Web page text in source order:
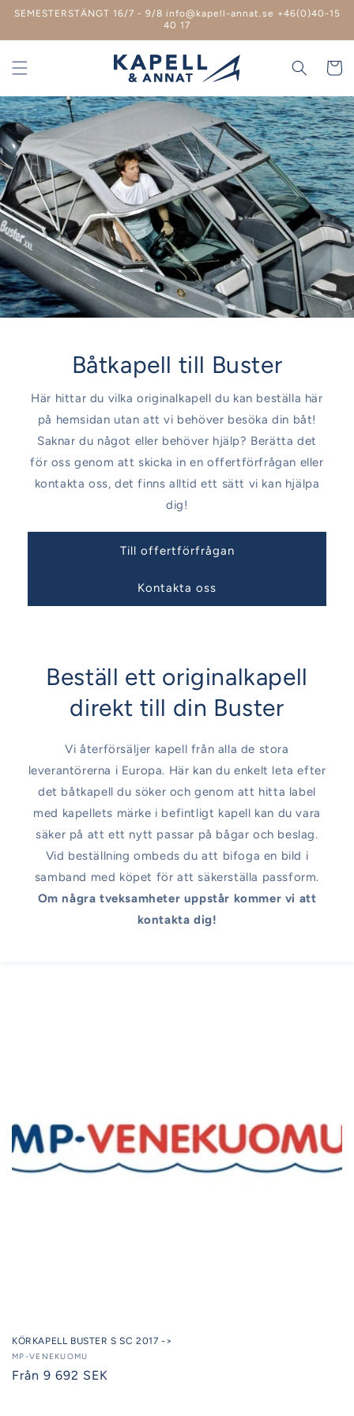
vidare
innehåll
SEMESTERSTÄNGT 16/7 - 9/8 info@kapell-annat.se +46(0)40-15
40 17
Båtkapell till Buster
Här hittar du vilka originalkapell du kan beställa här
på hemsidan utan att vi behöver besöka din båt!
Saknar du något eller behöver hjälp? Berätta det
för oss genom att skicka in en offertförfrågan eller
kontakta oss, det finns alltid ett sätt vi kan hjälpa
dig!
Till offertförfrågan
Kontakta oss
Beställ ett originalkapell
direkt till din Buster
Vi återförsäljer kapell från alla de stora
leverantörerna i Europa. Här kan du enkelt leta efter
det båtkapell du söker och genom att hitta label
med kapellets märke i befintligt kapell kan du vara
säker på att ett nytt passar på bågar och beslag.
Vid beställning ombeds du att bifoga en bild i
samband med köpet för att säkerställa passform.
Om några tveksamheter uppstår kommer vi att
kontakta dig!
KÖRKAPELL BUSTER S SC 2017 ->
Säljare:
MP-VENEKUOMU
Ordinarie
Från 9 692 SEK